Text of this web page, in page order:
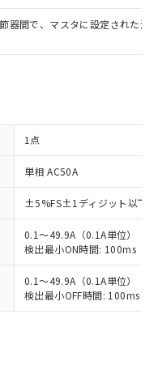
器間で、マスタに設定された温
1点
単相 AC50A
±5%FS±1ディジット以下
0.1～49.9A（0.1A単位）
検出最小ON時間: 100ms（
0.1～49.9A（0.1A単位）
検出最小OFF時間: 100ms（